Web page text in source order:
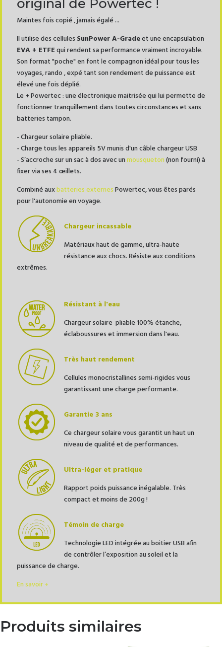
original de Powertec !
Maintes fois copié , jamais égalé ...
Il utilise des cellules SunPower A-Gradeet une encapsulation
EVA + ETFEqui rendent sa performance vraiment incroyable.
Son format "poche" en font le compagnon idéal pour tous les
voyages, rando , expé tant son rendement de puissance est
élevé une fois déplié.
Le + Powertec : une électronique maitrisée qui lui permette de
fonctionner tranquillement dans toutes circonstances et sans
batteries tampon.
- Chargeur solaire pliable.
- Charge tous les appareils 5V munis d'un câble chargeur USB
- S’accroche sur un sac à dos avec unmousqueton(non fourni) à
fixer via ses 4 œillets.
Combiné auxbatteries externesPowertec, vous êtes parés
pour l'autonomie en voyage.
Chargeur incassable
Matériaux haut de gamme, ultra-haute
résistance aux chocs. Résiste aux conditions
extrêmes.
Résistant à l'eau
Chargeur solaire pliable 100% étanche,
éclaboussures et immersion dans l'eau.
Très haut rendement
Cellules monocristallines semi-rigides vous
garantissant une charge performante.
Garantie 3 ans
Ce chargeur solaire vous garantit un haut un
niveau de qualité et de performances.
Ultra-léger et pratique
Rapport poids puissance inégalable. Très
compact et moins de 200g !
Témoin de charge
Technologie LED intégrée au boitier USB afin
de contrôler l’exposition au soleil et la
puissance de charge.
En savoir +
Produits similaires